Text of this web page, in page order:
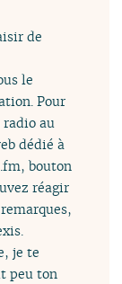
de
le
Pour
radio au
dédié à
bouton
réagir
je te
peu ton